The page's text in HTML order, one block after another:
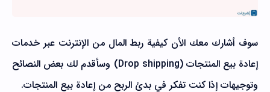
سوف أشارك معك الأن كيفية ربط المال من الإنترنت عبر خدمات
إعادة بيع المنتجات (Drop shipping) وسأقدم لك بعض النصائح
وتوجيهات إذا كنت تفكر في بدئ الربح من إعادة بيع المنتجات.